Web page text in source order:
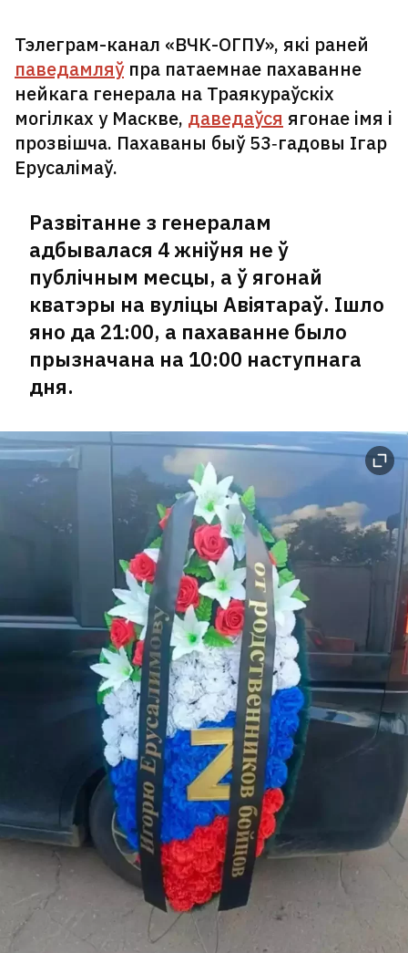
Тэлеграм-канал «ВЧК-ОГПУ», які раней
паведамляўпра патаемнае пахаванне
нейкага генерала на Траякураўскіх
могілках у Маскве, даведаўся ягонае імя і
прозвішча. Пахаваны быў 53‑гадовы Ігар
Ерусалімаў.
Развітанне з генералам
адбывалася 4 жніўня не ў
публічным месцы, а ў ягонай
кватэры на вуліцы Авіятараў. Ішло
яно да 21:00, а пахаванне было
прызначана на 10:00 наступнага
дня.